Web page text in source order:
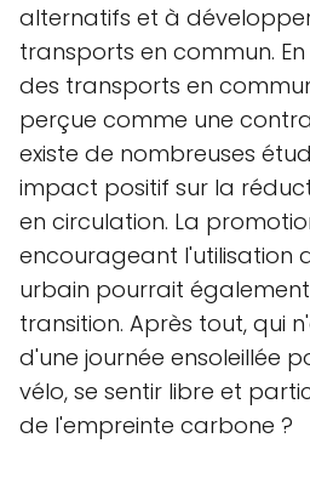
alternatifs et à
transports en commun.
des transports en
perçue comme une
existe de nombreuses
impact positif sur la
en circulation. La
encourageant l'utilisation
urbain pourrait
transition. Après tout, qui
d'une journée ensoleillée
vélo, se sentir libre et
de l'empreinte carbone ?